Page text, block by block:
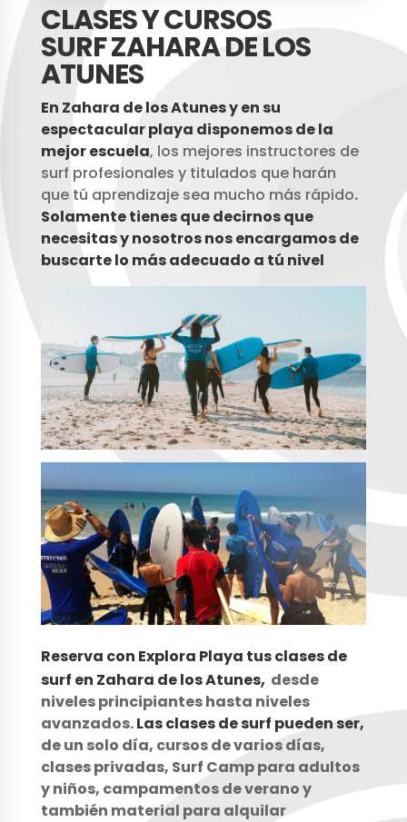
CLASES Y CURSOS
SURFZAHARA DE LOS
ATUNES
En Zahara de los Atunes y en su
espectacular playa disponemos de la
mejor escuela, los mejores instructores de
surf profesionales y titulados que harán
que tú aprendizaje sea mucho más rápido.
Solamente tienes que decirnos que
necesitas y nosotros nos encargamos de
buscarte lo más adecuado a tú nivel
Reserva con Explora Playa tus clases de
surf en Zahara de los Atunes, desde
niveles principiantes hasta niveles
avanzados.Las clases de surf pueden ser,
de un solo día, cursos de varios días,
clases privadas, Surf Camp para adultos
y niños, campamentos de verano y
también material para alquilar